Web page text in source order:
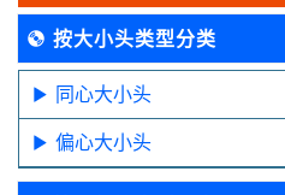
按大小头类型分类
同心大小头
偏心大小头